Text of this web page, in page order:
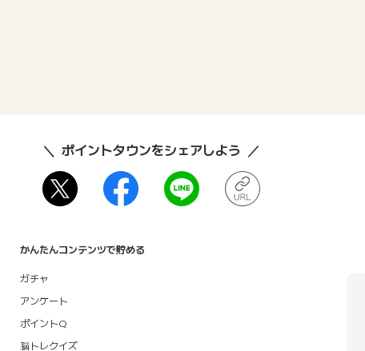
ポイントタウンをシェアしよう
かんたんコンテンツで貯める
ガチャ
アンケート
ポイントQ
脳トレクイズ